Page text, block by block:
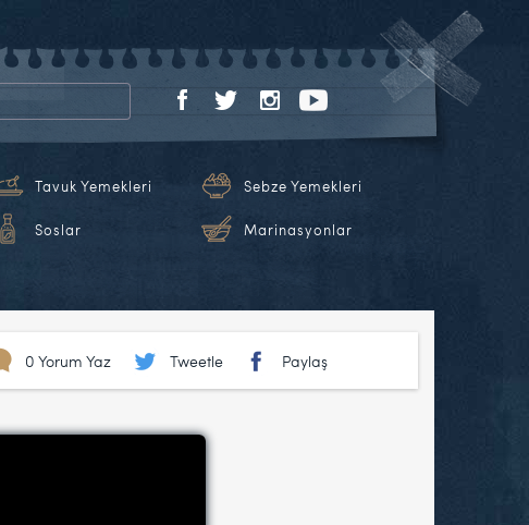
Tavuk Yemekleri Sebze Yemekleri
Soslar Marinasyonlar
0 Yorum Yaz Tweetle Paylaş